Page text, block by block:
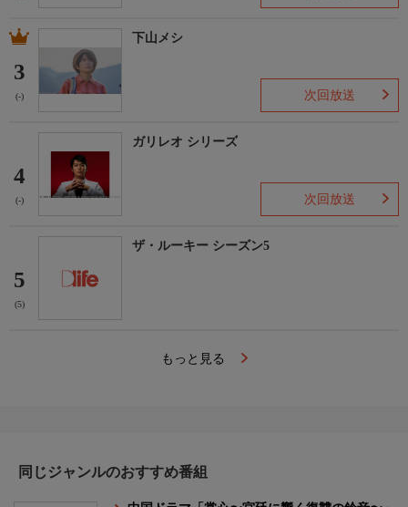
3
(-)
下山メシ
次回放送
4
(-)
ガリレオ シリーズ
次回放送
5
(5)
ザ・ルーキー シーズン5
もっと見る
同じジャンルのおすすめ番組